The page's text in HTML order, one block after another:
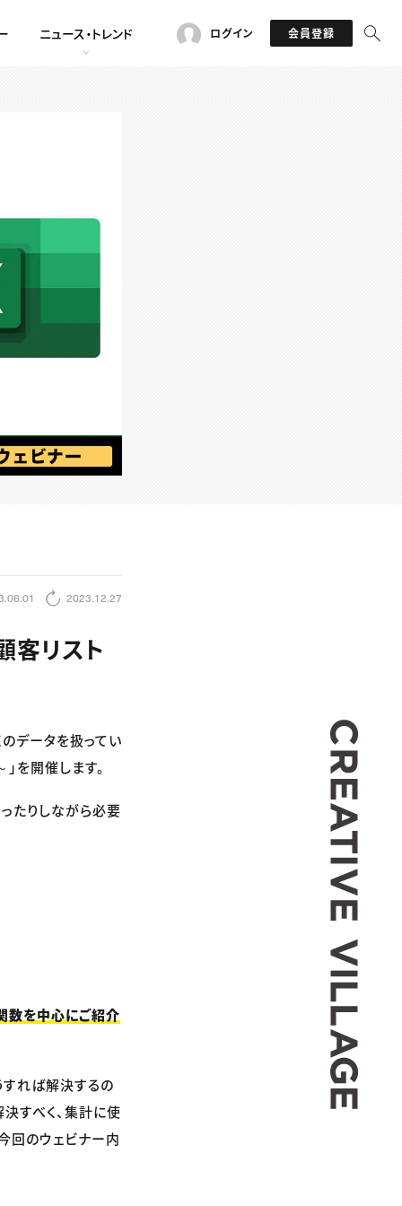
ニュース・トレンド ログイン 会員登録
2023.12.27
客リスト
データを扱ってい
を開催します。
たりしながら必要
数を中心にご紹介
すれば解決するの
決すべく、集計に使
回のウェビナー内